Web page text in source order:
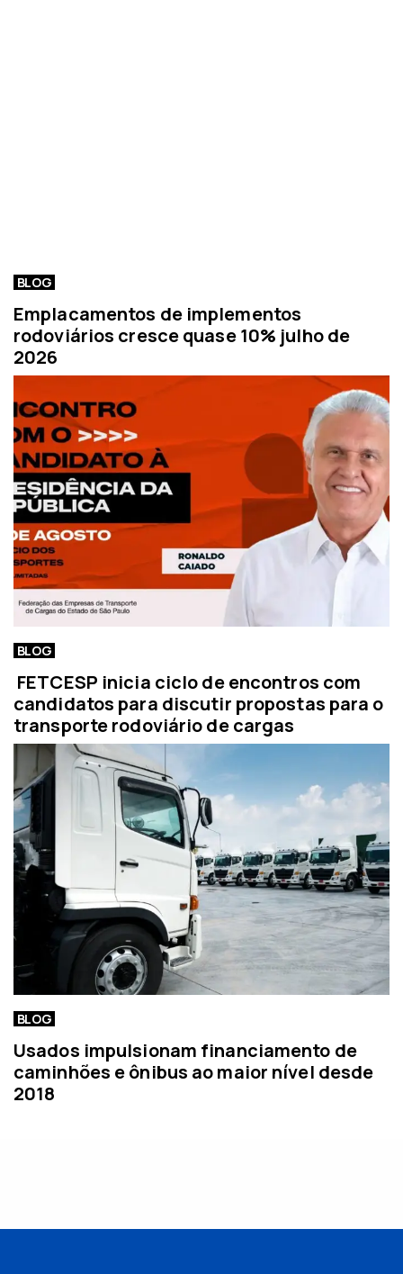
BLOG
Emplacamentos de implementos
rodoviários cresce quase 10% julho de
2026
BLOG
FETCESP inicia ciclo de encontros com
candidatos para discutir propostas para o
transporte rodoviário de cargas
BLOG
Usados impulsionam financiamento de
caminhões e ônibus ao maior nível desde
2018